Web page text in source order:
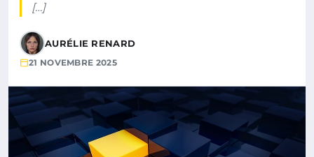
[…]
AURÉLIE RENARD
21 NOVEMBRE 2025